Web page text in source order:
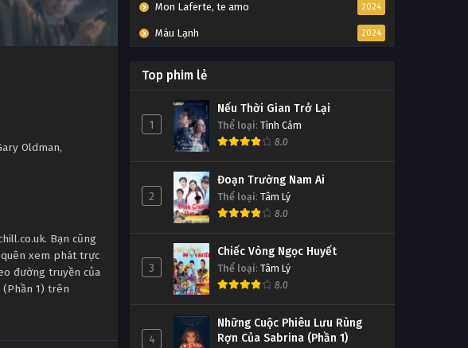
Oldman,
Bạn cũng
xem phát trực
đường truyền của
1) trên
Mon Laferte, te amo 2024
Máu Lạnh 2024
Top phim lẻ
1
Nếu Thời Gian Trở Lại
Thể loại: Tình Cảm
8.0
2
Đoạn Trường Nam Ai
Thể loại: Tâm Lý
8.0
3
Chiếc Vòng Ngọc Huyết
Thể loại: Tâm Lý
8.0
4
Những Cuộc Phiêu Lưu Rùng
Rợn Của Sabrina (Phần 1)